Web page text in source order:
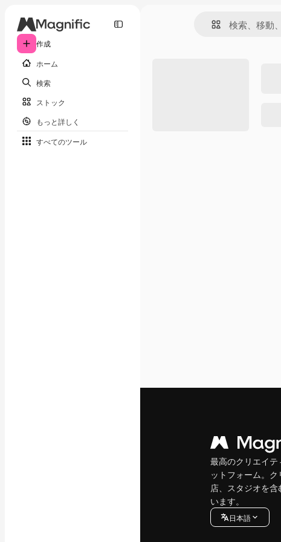
作成
ホーム
検索
ストック
もっと詳しく
すべてのツール
最高のクリエイテ
ットフォーム。
店、スタジオを
います。
日本語